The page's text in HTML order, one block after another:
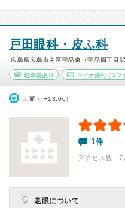
戸田眼科・皮ふ科
広島県広島市南区宇品東（宇品四丁目
駐車場あり マイナ受付(スマ
土曜（〜13:00）
1件
アクセス数 7
老眼について